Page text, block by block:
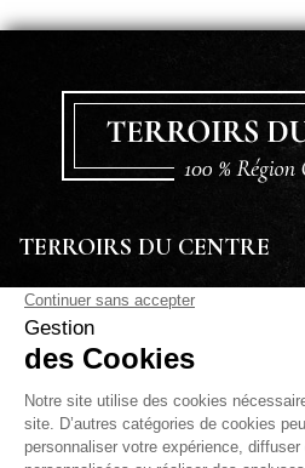
TERROIRS DU CENTRE
EN SAVOIR PLUS
A PROPOS
LETTRE